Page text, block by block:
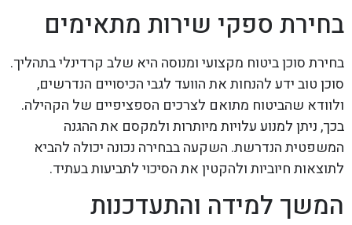
בחירת ספקי שירות מתאימים
בחירת סוכן ביטוח מקצועי ומנוסה היא שלב קרדינלי בתהליך.
סוכן טוב ידע להנחות את הוועד לגבי הכיסויים הנדרשים,
ולוודא שהביטוח מתואם לצרכים הספציפיים של הקהילה.
בכך, ניתן למנוע עלויות מיותרות ולמקסם את ההגנה
המשפטית הנדרשת. השקעה בבחירה נכונה יכולה להביא
לתוצאות חיוביות ולהקטין את הסיכוי לתביעות בעתיד.
המשך למידה והתעדכנות